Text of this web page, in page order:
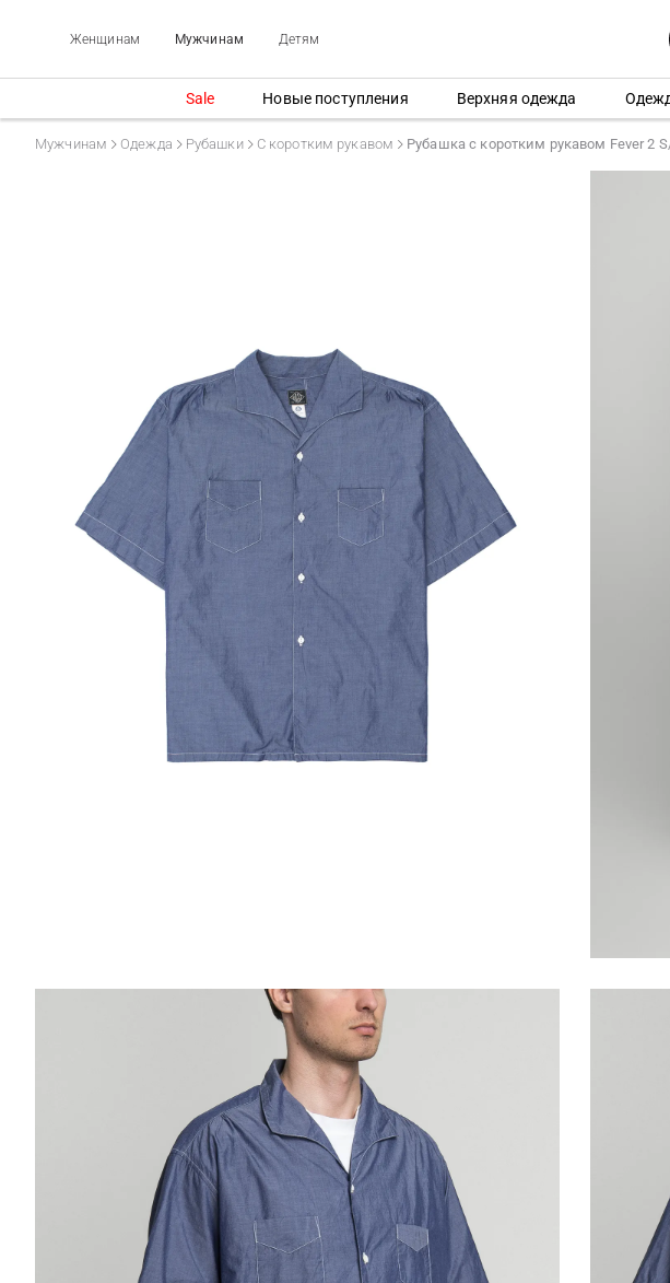
Женщинам Мужчинам Детям
Sale Новые поступления Верхняя одежда
Мужчинам Одежда Рубашки С коротким рукавом Рубашка с коротким рукавом Fever 2